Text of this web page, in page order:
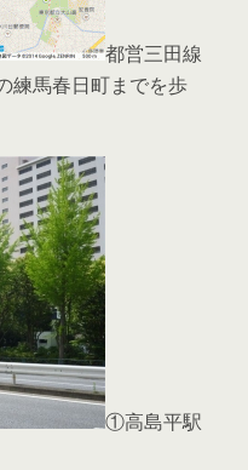
都営三田線
練馬春日町までを歩
①高島平駅